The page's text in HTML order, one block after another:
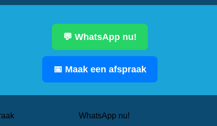
💬 WhatsApp nu!
📅 Maak een afspraak
WhatsApp nu!